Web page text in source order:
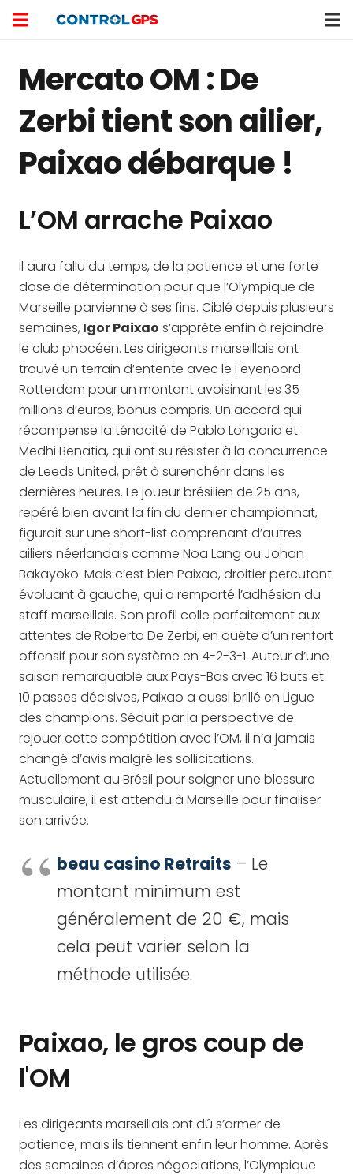
Mercato OM : De
Zerbi tient son ailier,
Paixao débarque !
L’OM arrache Paixao
Il aura fallu du temps, de la patience et une forte
dose de détermination pour que l’Olympique de
Marseille parvienne à ses fins. Ciblé depuis plusieurs
semaines, Igor Paixao s’apprête enfin à rejoindre
le club phocéen. Les dirigeants marseillais ont
trouvé un terrain d’entente avec le Feyenoord
Rotterdam pour un montant avoisinant les 35
millions d’euros, bonus compris. Un accord qui
récompense la ténacité de Pablo Longoria et
Medhi Benatia, qui ont su résister à la concurrence
de Leeds United, prêt à surenchérir dans les
dernières heures. Le joueur brésilien de 25 ans,
repéré bien avant la fin du dernier championnat,
figurait sur une short-list comprenant d’autres
ailiers néerlandais comme Noa Lang ou Johan
Bakayoko. Mais c’est bien Paixao, droitier percutant
évoluant à gauche, qui a remporté l’adhésion du
staff marseillais. Son profil colle parfaitement aux
attentes de Roberto De Zerbi, en quête d’un renfort
offensif pour son système en 4-2-3-1. Auteur d’une
saison remarquable aux Pays-Bas avec 16 buts et
10 passes décisives, Paixao a aussi brillé en Ligue
des champions. Séduit par la perspective de
rejouer cette compétition avec l’OM, il n’a jamais
changé d’avis malgré les sollicitations.
Actuellement au Brésil pour soigner une blessure
musculaire, il est attendu à Marseille pour finaliser
son arrivée.
beau casino Retraits – Le
montant minimum est
généralement de 20 €, mais
cela peut varier selon la
méthode utilisée.
Paixao, le gros coup de
l'OM
Les dirigeants marseillais ont dû s’armer de
patience, mais ils tiennent enfin leur homme. Après
des semaines d’âpres négociations, l’Olympique